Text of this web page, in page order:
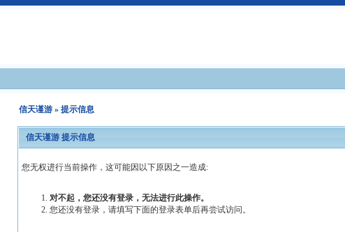
信天谨游» 提示信息
信天谨游 提示信息
您无权进行当前操作，这可能因以下原因之一造成:
对不起，您还没有登录，无法进行此操作。
您还没有登录，请填写下面的登录表单后再尝试访问。